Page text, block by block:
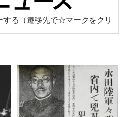
する
（遷移先で☆マークをクリ